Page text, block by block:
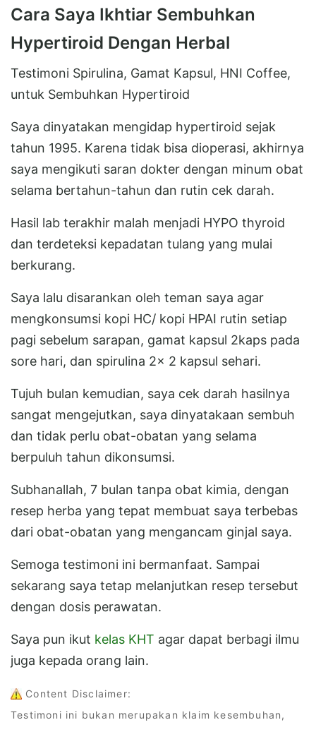
Cara Saya Ikhtiar Sembuhkan
Hypertiroid Dengan Herbal
Testimoni Spirulina, Gamat Kapsul, HNI Coffee,
untuk Sembuhkan Hypertiroid
Saya dinyatakan mengidap hypertiroid sejak
tahun 1995. Karena tidak bisa dioperasi, akhirnya
saya mengikuti saran dokter dengan minum obat
selama bertahun-tahun dan rutin cek darah.
Hasil lab terakhir malah menjadi HYPO thyroid
dan terdeteksi kepadatan tulang yang mulai
berkurang.
Saya lalu disarankan oleh teman saya agar
mengkonsumsi kopi HC/ kopi HPAI rutin setiap
pagi sebelum sarapan, gamat kapsul 2kaps pada
sore hari, dan spirulina 2x 2 kapsul sehari.
Tujuh bulan kemudian, saya cek darah hasilnya
sangat mengejutkan, saya dinyatakaan sembuh
dan tidak perlu obat-obatan yang selama
berpuluh tahun dikonsumsi.
Subhanallah, 7 bulan tanpa obat kimia, dengan
resep herba yang tepat membuat saya terbebas
dari obat-obatan yang mengancam ginjal saya.
Semoga testimoni ini bermanfaat. Sampai
sekarang saya tetap melanjutkan resep tersebut
dengan dosis perawatan.
Saya pun ikut kelas KHT agar dapat berbagi ilmu
juga kepada orang lain.
Content Disclaimer:
Testimoni ini bukan merupakan klaim kesembuhan,